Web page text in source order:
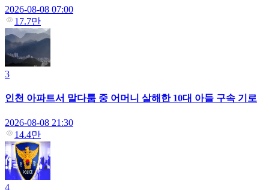
2026-08-08 07:00
17.7만
3
인천 아파트서 말다툼 중 어머니 살해한 10대 아들 구속 기로
2026-08-08 21:30
14.4만
4